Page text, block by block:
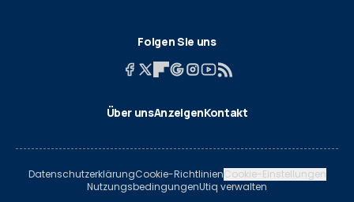
Folgen Sie uns
Über unsAnzeigenKontakt
DatenschutzerklärungCookie-RichtlinienCookie-Einstellungen
NutzungsbedingungenUtiq verwalten